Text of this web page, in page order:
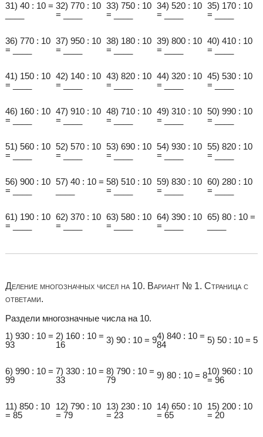
31) 40 : 10 = 32) 770 : 10
= ____
33) 750 : 10
= ____
34) 520 : 10
= ____
35) 170 : 10
= ____
36) 770 : 10
= ____
37) 950 : 10
= ____
38) 180 : 10
= ____
39) 800 : 10
= ____
40) 410 : 10
= ____
41) 150 : 10
= ____
42) 140 : 10
= ____
43) 820 : 10
= ____
44) 320 : 10
= ____
45) 530 : 10
= ____
46) 160 : 10
= ____
47) 910 : 10
= ____
48) 710 : 10
= ____
49) 310 : 10
= ____
50) 990 : 10
= ____
51) 560 : 10
= ____
52) 570 : 10
= ____
53) 690 : 10
= ____
54) 930 : 10
= ____
55) 820 : 10
= ____
56) 900 : 10
= ____
57) 40 : 10 = 58) 510 : 10
= ____
59) 830 : 10
= ____
60) 280 : 10
= ____
61) 190 : 10
= ____
62) 370 : 10
= ____
63) 580 : 10
= ____
64) 390 : 10
= ____
65) 80 : 10 =
Деление многозначных чисел на 10. Вариант № 1. Страница с
ответами.
Раздели многозначные числа на 10.
1) 930 : 10 =
93
2) 160 : 10 =
16
3) 90 : 10 = 94) 840 : 10 =
84
5) 50 : 10 = 5
6) 990 : 10 =
99
7) 330 : 10 =
33
8) 790 : 10 =
79
9) 80 : 10 = 810) 960 : 10
= 96
11) 850 : 10
= 85
12) 790 : 10
= 79
13) 230 : 10
= 23
14) 650 : 10
= 65
15) 200 : 10
= 20